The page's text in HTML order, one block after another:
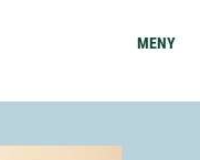
MENY